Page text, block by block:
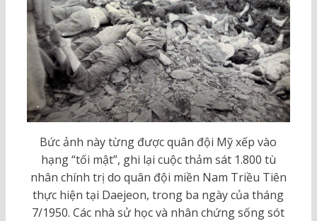
Bức ảnh này từng được quân đội Mỹ xếp vào
hạng “tối mật”, ghi lại cuộc thảm sát 1.800 tù
nhân chính trị do quân đội miền Nam Triều Tiên
thực hiện tại Daejeon, trong ba ngày của tháng
7/1950. Các nhà sử học và nhân chứng sống sót